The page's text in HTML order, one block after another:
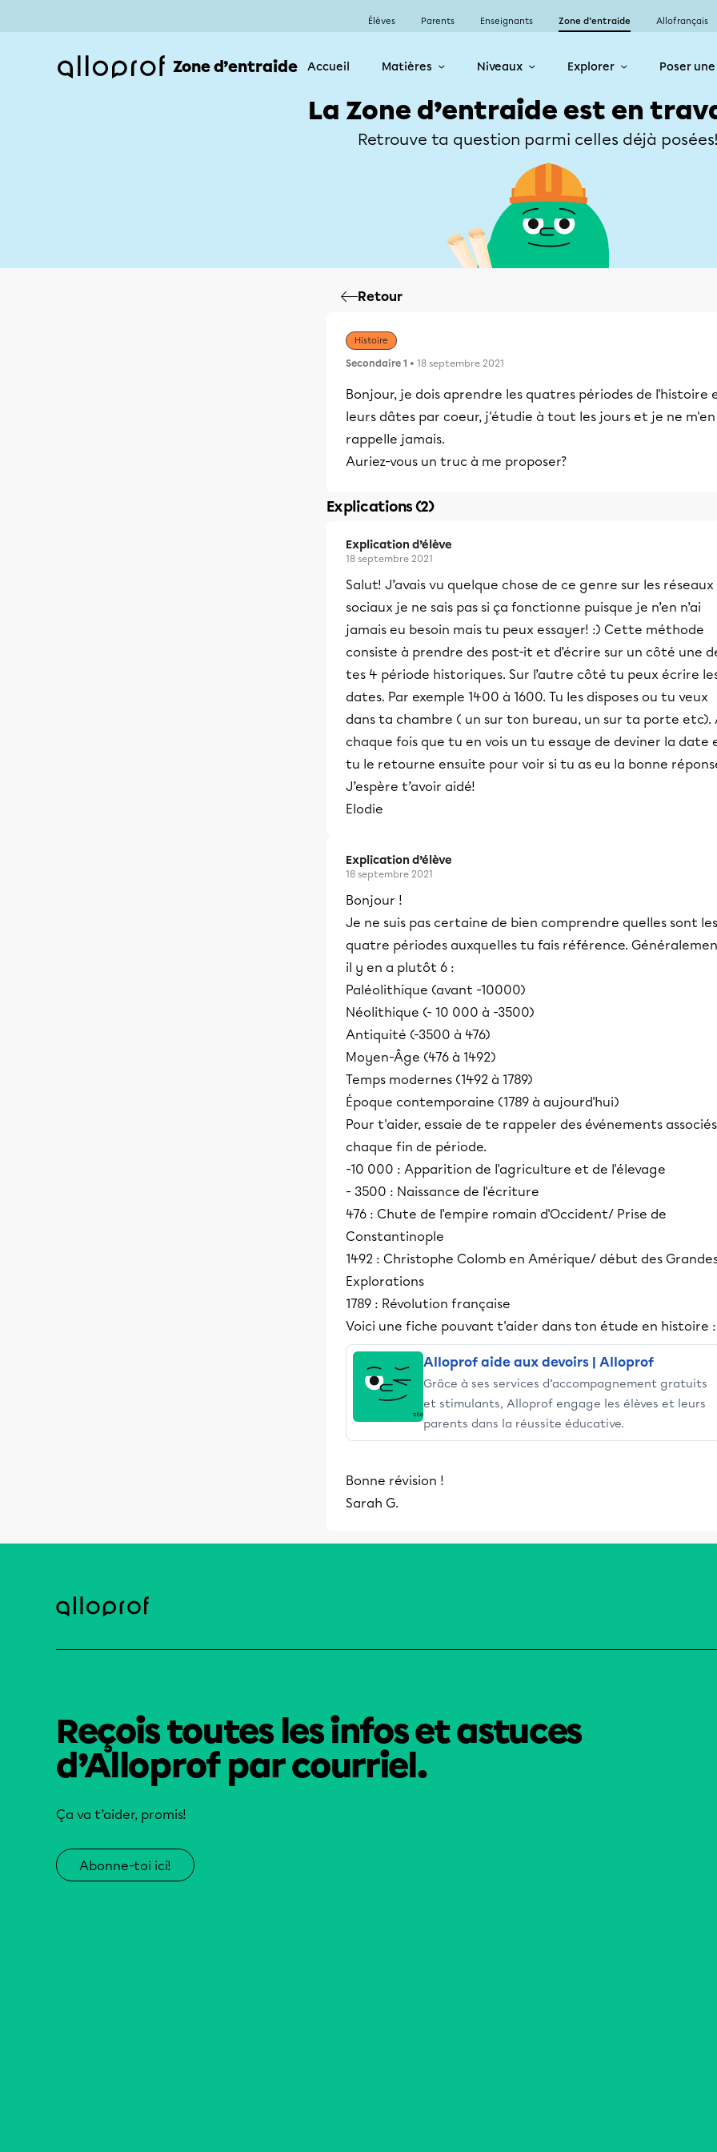
Élèves Parents Enseignants Zone d’entraide Allofrançais
Zone d’entraide Accueil Matières Niveaux Explorer Poser
La Zone d’entraide est en
Retrouve ta question parmi celles déjà
Retour
Histoire
Secondaire 1 • 18 septembre 2021
Bonjour, je dois aprendre les quatres périodes de l'histoire
leurs dâtes par coeur, j'étudie à tout les jours et je ne m'en
rappelle jamais.
Auriez-vous un truc à me proposer?
Explications (2)
Explication d’élève
18 septembre 2021
Salut! J’avais vu quelque chose de ce genre sur les réseaux
sociaux je ne sais pas si ça fonctionne puisque je n’en n’ai
jamais eu besoin mais tu peux essayer! :) Cette méthode
consiste à prendre des post-it et d’écrire sur un côté une
tes 4 période historiques. Sur l’autre côté tu peux écrire
dates. Par exemple 1400 à 1600. Tu les disposes ou tu veux
dans ta chambre ( un sur ton bureau, un sur ta porte etc).
chaque fois que tu en vois un tu essaye de deviner la date
tu le retourne ensuite pour voir si tu as eu la bonne
J’espère t’avoir aidé!
Elodie
Explication d’élève
18 septembre 2021
Bonjour !
Je ne suis pas certaine de bien comprendre quelles sont les
quatre périodes auxquelles tu fais référence.
il y en a plutôt 6 :
Paléolithique (avant -10000)
Néolithique (- 10 000 à -3500)
Antiquité (-3500 à 476)
Moyen-Âge (476 à 1492)
Temps modernes (1492 à 1789)
Époque contemporaine (1789 à aujourd'hui)
Pour t'aider, essaie de te rappeler des événements
chaque fin de période.
-10 000 : Apparition de l'agriculture et de l'élevage
- 3500 : Naissance de l'écriture
476 : Chute de l'empire romain d'Occident/ Prise de
Constantinople
1492 : Christophe Colomb en Amérique/ début des
Explorations
1789 : Révolution française
Voici une fiche pouvant t'aider dans ton étude en histoire :
Alloprof aide aux devoirs | Alloprof
Grâce à ses services d’accompagnement gratuits
et stimulants, Alloprof engage les élèves et leurs
parents dans la réussite éducative.
Bonne révision !
Sarah G.
Reçois toutes les infos et astuces
d’Alloprof par courriel.
Ça va t’aider, promis!
Abonne-toi ici!